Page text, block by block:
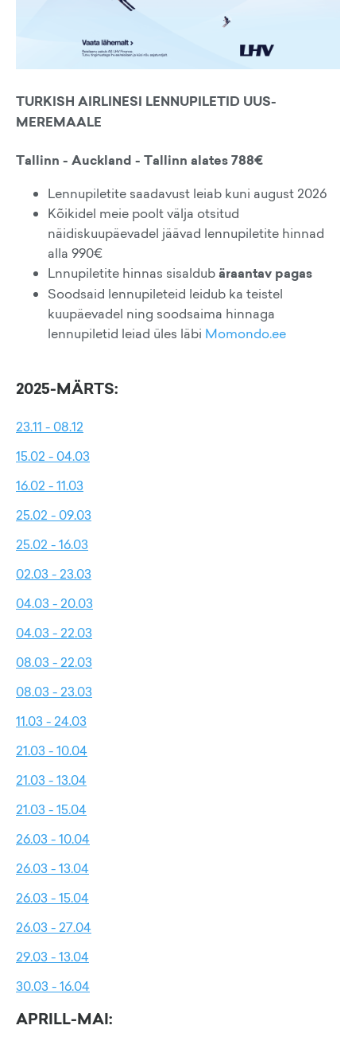
TURKISH AIRLINESI LENNUPILETID UUS-
MEREMAALE
Tallinn - Auckland - Tallinn alates 788€
Lennupiletite saadavust leiab kuni august 2026
Kõikidel meie poolt välja otsitud
näidiskuupäevadel jäävad lennupiletite hinnad
alla 990€
Lnnupiletite hinnas sisaldubäraantav pagas
Soodsaid lennupileteid leidub ka teistel
kuupäevadel ning soodsaima hinnaga
lennupiletid leiad üles läbi Momondo.ee
2025-MÄRTS:
23.11 - 08.12
15.02 - 04.03
16.02 - 11.03
25.02 - 09.03
25.02 - 16.03
02.03 - 23.03
04.03 - 20.03
04.03 - 22.03
08.03 - 22.03
08.03 - 23.03
11.03 - 24.03
21.03 - 10.04
21.03 - 13.04
21.03 - 15.04
26.03 - 10.04
26.03 - 13.04
26.03 - 15.04
26.03 - 27.04
29.03 - 13.04
30.03 - 16.04
APRILL-MAI: